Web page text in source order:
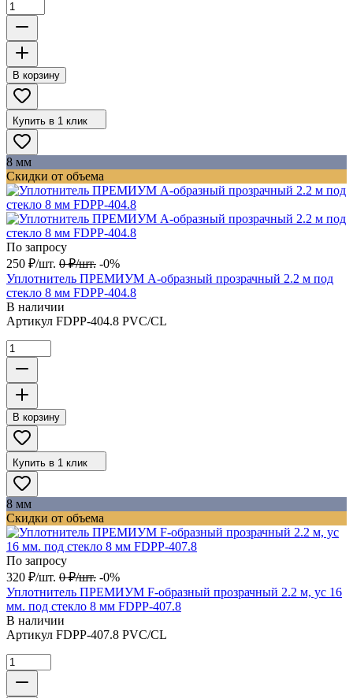
В корзину
Купить в 1 клик
8 мм
Скидки от объема
По запросу
250 ₽/шт. 0 ₽/шт. -0%
Уплотнитель ПРЕМИУМ А-образный прозрачный 2.2 м под
стекло 8 мм FDPP-404.8
В наличии
Артикул FDPP-404.8 PVC/CL
В корзину
Купить в 1 клик
8 мм
Скидки от объема
По запросу
320 ₽/шт. 0 ₽/шт. -0%
Уплотнитель ПРЕМИУМ F-образный прозрачный 2.2 м, ус 16
мм. под стекло 8 мм FDPP-407.8
В наличии
Артикул FDPP-407.8 PVC/CL